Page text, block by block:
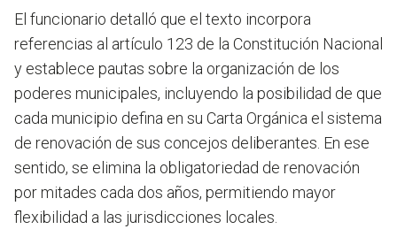
El funcionario detalló que el texto incorpora
referencias al artículo 123 de la Constitución Nacional
y establece pautas sobre la organización de los
poderes municipales, incluyendo la posibilidad de que
cada municipio defina en su Carta Orgánica el sistema
de renovación de sus concejos deliberantes. En ese
sentido, se elimina la obligatoriedad de renovación
por mitades cada dos años, permitiendo mayor
flexibilidad a las jurisdicciones locales.